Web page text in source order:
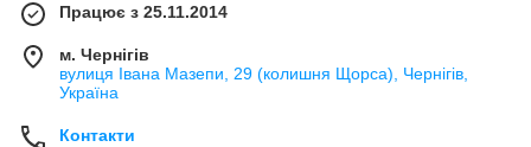
Працює з 25.11.2014
м. Чернігів
вулиця Івана Мазепи, 29 (колишня Щорса), Чернігів,
Україна
Контакти